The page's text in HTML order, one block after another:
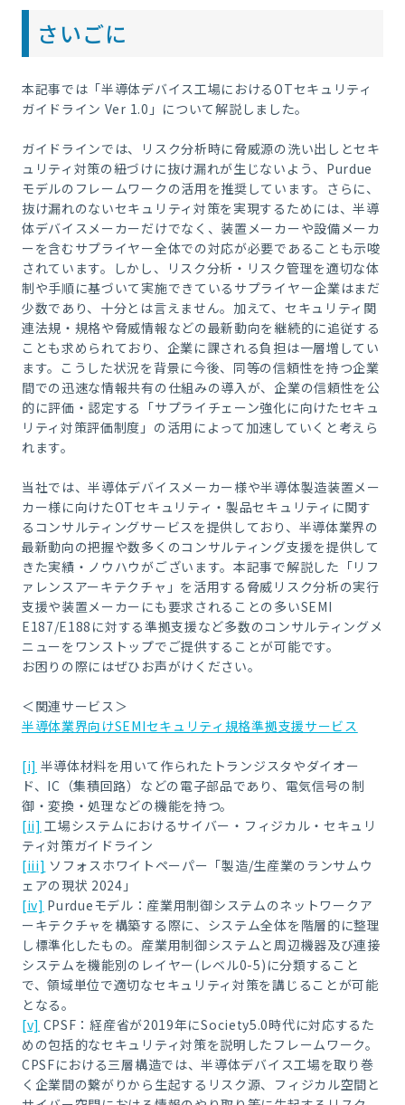
さいごに
本記事では「半導体デバイス工場におけるOTセキュリティ
ガイドライン Ver 1.0」について解説しました。
ガイドラインでは、リスク分析時に脅威源の洗い出しとセキ
ュリティ対策の紐づけに抜け漏れが生じないよう、Purdue
モデルのフレームワークの活用を推奨しています。さらに、
抜け漏れのないセキュリティ対策を実現するためには、半導
体デバイスメーカーだけでなく、装置メーカーや設備メーカ
ーを含むサプライヤー全体での対応が必要であることも示唆
されています。しかし、リスク分析・リスク管理を適切な体
制や手順に基づいて実施できているサプライヤー企業はまだ
少数であり、十分とは言えません。加えて、セキュリティ関
連法規・規格や脅威情報などの最新動向を継続的に追従する
ことも求められており、企業に課される負担は一層増してい
ます。こうした状況を背景に今後、同等の信頼性を持つ企業
間での迅速な情報共有の仕組みの導入が、企業の信頼性を公
的に評価・認定する「サプライチェーン強化に向けたセキュ
リティ対策評価制度」の活用によって加速していくと考えら
れます。
当社では、半導体デバイスメーカー様や半導体製造装置メー
カー様に向けたOTセキュリティ・製品セキュリティに関す
るコンサルティングサービスを提供しており、半導体業界の
最新動向の把握や数多くのコンサルティング支援を提供して
きた実績・ノウハウがございます。本記事で解説した「リフ
ァレンスアーキテクチャ」を活用する脅威リスク分析の実行
支援や装置メーカーにも要求されることの多いSEMI
E187/E188に対する準拠支援など多数のコンサルティングメ
ニューをワンストップでご提供することが可能です。
お困りの際にはぜひお声がけください。
＜関連サービス＞
半導体業界向けSEMIセキュリティ規格準拠支援サービス
[i] 半導体材料を用いて作られたトランジスタやダイオー
ド、IC（集積回路）などの電子部品であり、電気信号の制
御・変換・処理などの機能を持つ。
[ii] 工場システムにおけるサイバー・フィジカル・セキュリ
ティ対策ガイドライン
[iii] ソフォスホワイトペーパー「製造/生産業のランサムウ
ェアの現状 2024」
[iv] Purdueモデル：産業用制御システムのネットワークア
ーキテクチャを構築する際に、システム全体を階層的に整理
し標準化したもの。産業用制御システムと周辺機器及び連接
システムを機能別のレイヤー(レベル0-5)に分類すること
で、領域単位で適切なセキュリティ対策を講じることが可能
となる。
[v] CPSF：経産省が2019年にSociety5.0時代に対応するた
めの包括的なセキュリティ対策を説明したフレームワーク。
CPSFにおける三層構造では、半導体デバイス工場を取り巻
く企業間の繋がりから生起するリスク源、フィジカル空間と